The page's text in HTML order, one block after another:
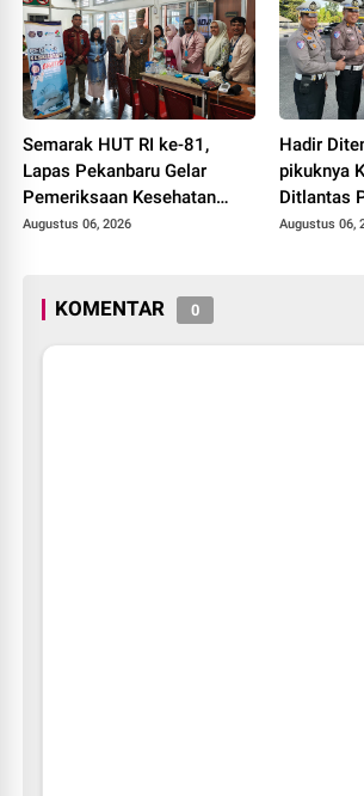
Semarak HUT RI ke-81,
Lapas Pekanbaru Gelar
Pemeriksaan Kesehatan
Gratis untuk Warga Binaan
Augustus 06, 2026
Hadir
pikuknya
Ditlantas
Polantas
Augustus 06,
KOMENTAR 0